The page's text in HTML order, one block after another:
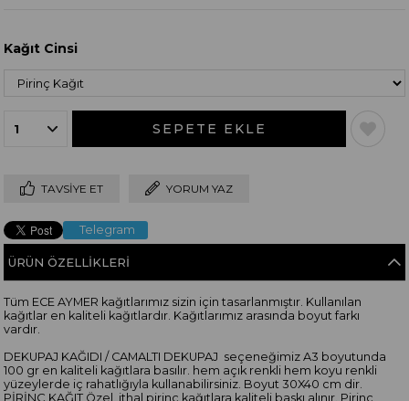
Kağıt Cinsi
TAVSIYE ET YORUM YAZ
Telegram
ÜRÜN ÖZELLIKLERI
Tüm ECE AYMER kağıtlarımız sizin için tasarlanmıştır. Kullanılan
kağıtlar en kaliteli kağıtlardır. Kağıtlarımız arasında boyut farkı
vardır.
DEKUPAJ KAĞIDI / CAMALTI DEKUPAJ seçeneğimiz A3 boyutunda
100 gr en kaliteli kağıtlara basılır. hem açık renkli hem koyu renkli
yüzeylerde iç rahatlığıyla kullanabilirsiniz. Boyut 30X40 cm dir.
PİRİNÇ KAĞIT Özel, ithal pirinç kağıtlara kaliteli baskı alınır. Pirinç